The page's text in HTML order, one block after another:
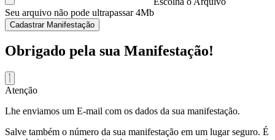
Seu arquivo não pode ultrapassar 4Mb
Cadastrar Manifestação
Obrigado pela sua Manifestação!
Atenção
Lhe enviamos um E-mail com os dados da sua manifestação.
Salve também o número da sua manifestação em um lugar seguro. É